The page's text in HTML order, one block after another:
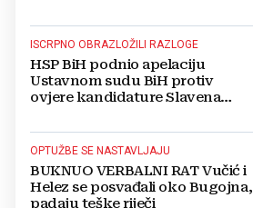
ISCRPNO OBRAZLOŽILI RAZLOGE
HSP BiH podnio apelaciju
Ustavnom sudu BiH protiv
ovjere kandidature Slavena
OPTUŽBE SE NASTAVLJAJU
BUKNUO VERBALNI RAT Vučić i
Helez se posvađali oko Bugojna,
padaju teške riječi